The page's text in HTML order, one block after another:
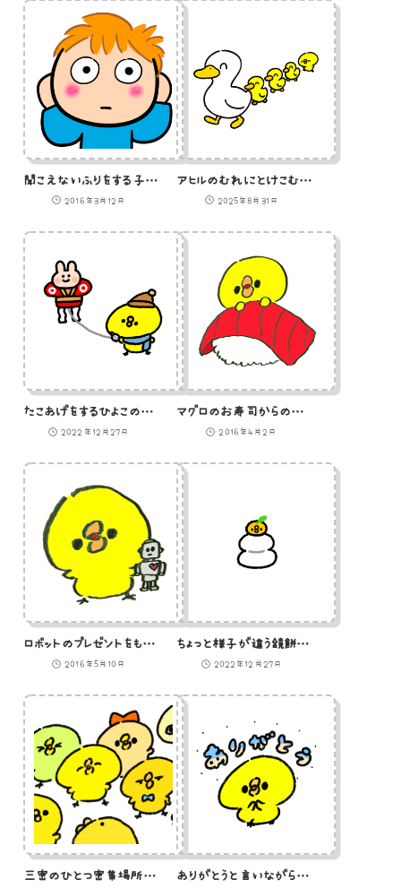
聞こえないふりをする子供のイラスト
2016年3月12日
アヒルのむれにとけこむひよこ
2025年8月31日
たこあげをするひよこのイラスト
2022年12月27日
マグロのお寿司からのぞくひよこのイラスト
2016年4月2日
ロボットのプレゼントをもらったひよこのイラスト
2016年5月10日
ちょっと様子が違う鏡餅のイラスト
2022年12月27日
三密のひとつ密集場所のイラスト ありがとうと言いながらコサックダンスをするひよこのGIFアニメ